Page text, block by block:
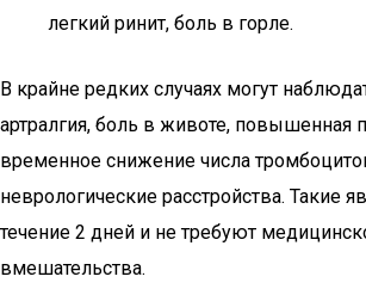
легкий ринит, боль в горле.
В крайне редких случаях могут
артралгия, боль в животе, повышенная
временное снижение числа
неврологические расстройства. Такие
течение 2 дней и не требуют
вмешательства.